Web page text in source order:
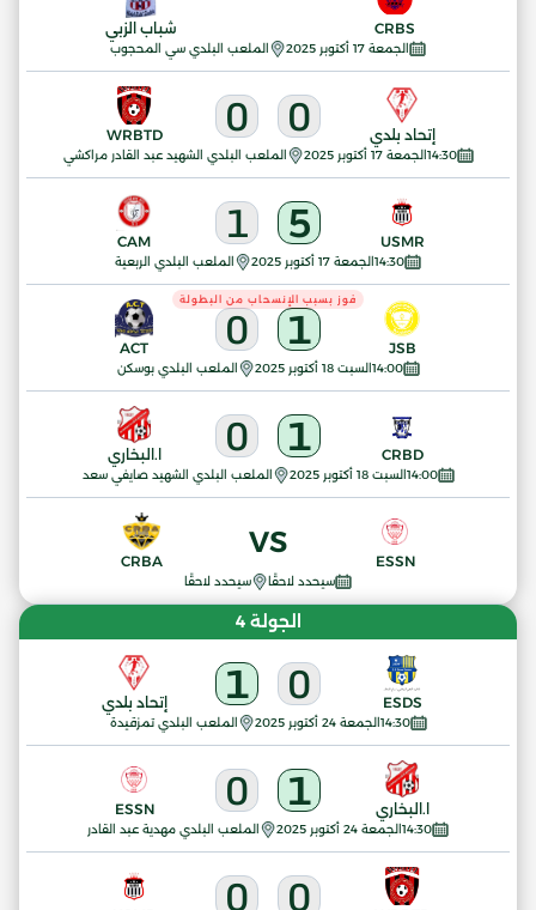
الجمعة 17 أكتوبر 2025 الملعب البلدي سي المحجوب
CRBS شباب الزبي
14:30الجمعة 17 أكتوبر 2025 الملعب البلدي الشهيد عبد القادر مراكشي
إتحاد بلدي 0
0
WRBTD
14:30الجمعة 17 أكتوبر 2025 الملعب البلدي الربعية
USMR
5
1
CAM
14:00السبت 18 أكتوبر 2025 الملعب البلدي بوسكن
JSB
1
0
فوز بسبب الإنسحاب من البطولة
ACT
14:00السبت 18 أكتوبر 2025 الملعب البلدي الشهيد صايفي سعد
CRBD
1
0 ا.البخاري
سيحدد لاحقًا سيحدد لاحقًا
ESSN
VS
CRBA
الجولة 4
14:30الجمعة 24 أكتوبر 2025 الملعب البلدي تمزقيدة
ESDS
0
1 إتحاد بلدي
14:30الجمعة 24 أكتوبر 2025 الملعب البلدي مهدية عبد القادر
ا.البخاري 1
0
ESSN
0
0